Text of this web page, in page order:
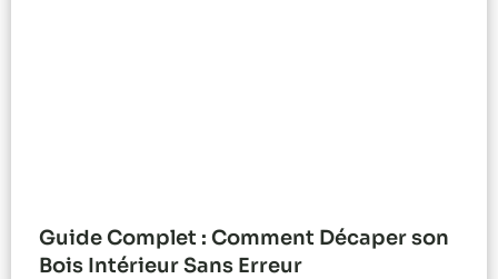
Guide Complet : Comment Décaper son
Bois Intérieur Sans Erreur